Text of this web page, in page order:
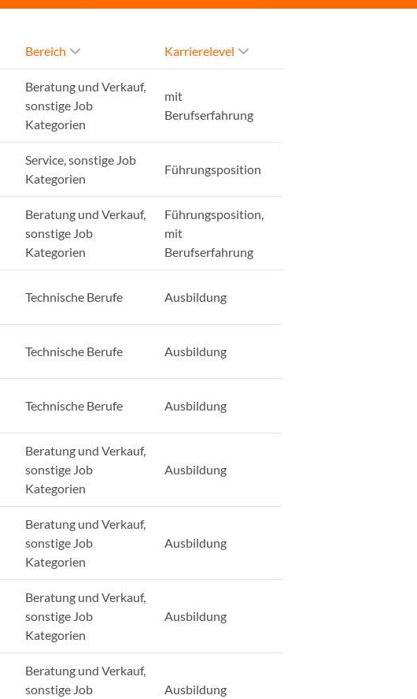
Bereich Karrierelevel
Beratung und Verkauf,
sonstige Job
Kategorien
mit
Berufserfahrung
Service, sonstige Job
Kategorien
Führungsposition
Beratung und Verkauf,
sonstige Job
Kategorien
Führungsposition,
mit
Berufserfahrung
Technische Berufe Ausbildung
Technische Berufe Ausbildung
Technische Berufe Ausbildung
Beratung und Verkauf,
sonstige Job
Kategorien
Ausbildung
Beratung und Verkauf,
sonstige Job
Kategorien
Ausbildung
Beratung und Verkauf,
sonstige Job
Kategorien
Ausbildung
Beratung und Verkauf,
sonstige Job
Ausbildung